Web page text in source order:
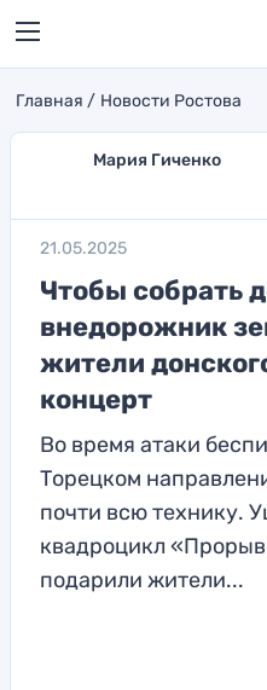
Главная Новости Ростова
Мария Гиченко
21.05.2025
Чтобы собрать
внедорожник
жители
концерт
Во время атаки
Торецком
почти всю технику.
квадроцикл
подарили жители...